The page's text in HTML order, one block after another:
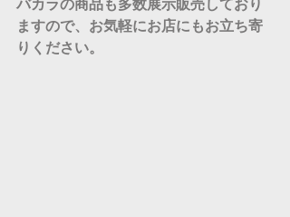
ますので、お気軽にお店にもお立ち寄
りください。